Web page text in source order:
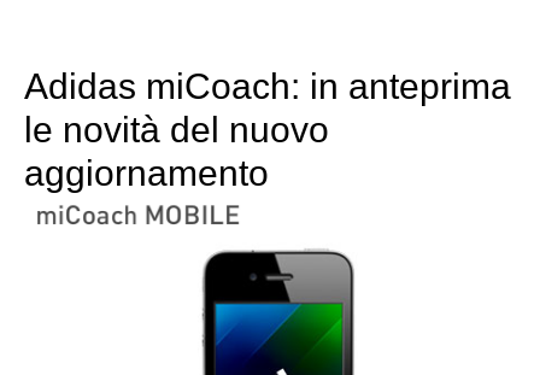
Adidas miCoach: in anteprima
le novità del nuovo
aggiornamento